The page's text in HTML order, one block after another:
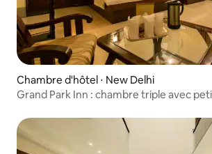
Chambre d'hôtel ⋅ New Delhi
Grand Park Inn : chambre triple avec